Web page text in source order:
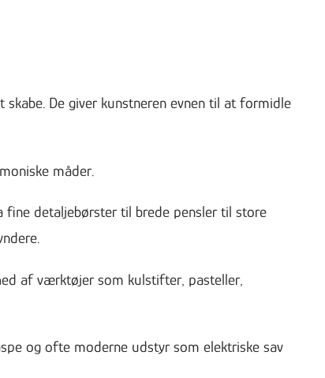
De giver kunstneren evnen til at formidle
måder.
detaljebørster til brede pensler til store
af værktøjer som kulstifter, pasteller,
og ofte moderne udstyr som elektriske sav